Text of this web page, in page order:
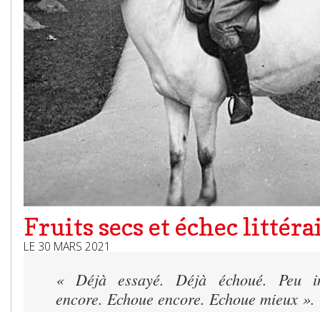
Fruits secs et échec
LE 30 MARS 2021
« Déjà essayé. Déjà échoué. Peu
encore. Echoue encore. Echoue mieux ».